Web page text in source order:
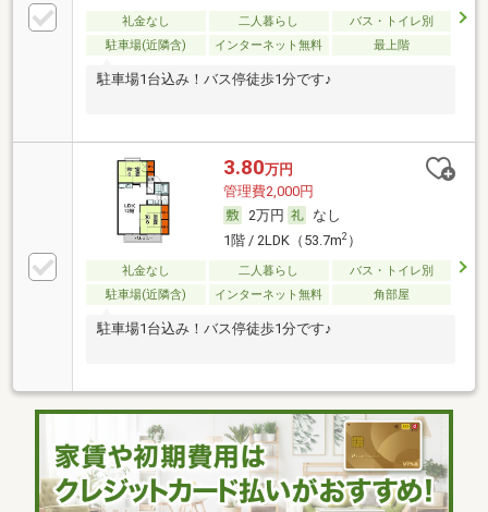
礼金なし 二人暮らし
バス・トイレ別
駐車場(近隣含)
インターネット無料 最上階
駐車場1台込み！バス停徒歩1分です♪
3.80万円
管理費2,000円
2万円
なし
1階 / 2LDK（53.7m2）
礼金なし 二人暮らし
バス・トイレ別
駐車場(近隣含)
インターネット無料 角部屋
駐車場1台込み！バス停徒歩1分です♪